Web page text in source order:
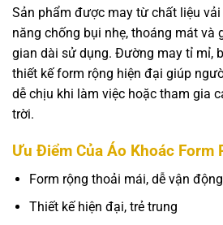
Sản phẩm được may từ chất liệu
năng chống bụi nhẹ, thoáng mát và
gian dài sử dụng. Đường may tỉ mỉ,
thiết kế form rộng hiện đại giúp
dễ chịu khi làm việc hoặc tham gia
trời.
Ưu Điểm Của Áo Khoác Form
Form rộng thoải mái, dễ vận động
Thiết kế hiện đại, trẻ trung